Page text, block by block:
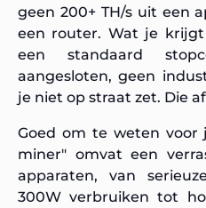
geen 200+ TH/s uit een
een router. Wat je
een standaard
aangesloten, geen
je niet op straat zet. Die
Goed om te weten
miner" omvat een
apparaten, van
300W verbruiken tot